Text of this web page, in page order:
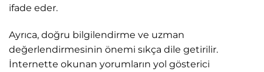
ifade eder.
Ayrıca, doğru bilgilendirme ve uzman
değerlendirmesinin önemi sıkça dile getirilir.
İnternette okunan yorumların yol gösterici